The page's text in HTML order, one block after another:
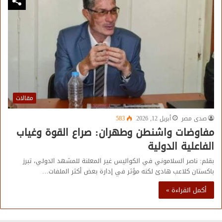
مقالات
صدى مصر
أبريل 12, 2026 583
مفاوضات واشنطن وطهران: صراع القوة وغياب
الفاعلية الدولية
بقلم: ناصر السلاموني في الكواليس غير المعلنة للمشهد الدولي، تبرز
باكستان كلاعب هادئ لكنه مؤثر في إدارة بعض أكثر الملفات…
أكمل القراءة »